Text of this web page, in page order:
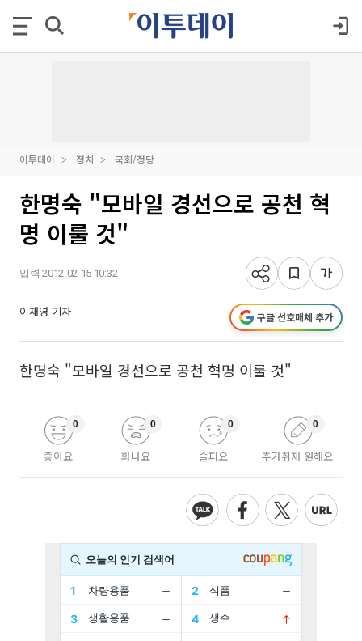
이투데이 정치 국회/정당
한명숙 "모바일 경선으로 공천 혁
명 이룰 것"
입력 2012-02-15 10:32
이재영 기자 구글 선호매체 추가
한명숙 "모바일 경선으로 공천 혁명 이룰 것"
좋아요
0
화나요
0
슬퍼요
0
추가취재 원해요
0